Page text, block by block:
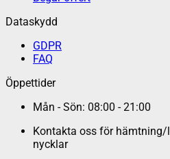
Dataskydd
GDPR
FAQ
Öppettider
Mån - Sön: 08:00 - 21:00
Kontakta oss för
nycklar